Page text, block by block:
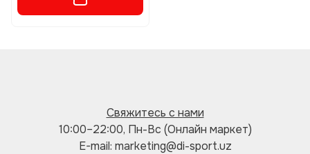
Свяжитесь с нами
10:00–22:00, Пн-Вс (Онлайн маркет)
E-mail: marketing@di-sport.uz